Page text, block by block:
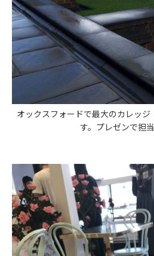
オックスフォードで最大のカレッ
す。プレゼンで担